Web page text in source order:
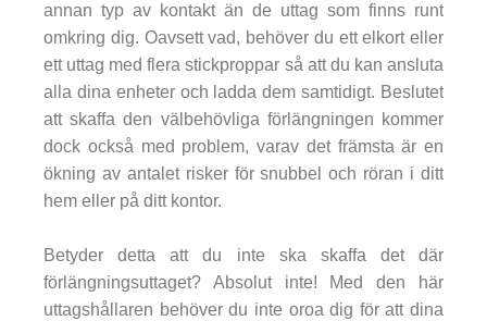
annan typ av kontakt än de uttag som finns runt
omkring dig. Oavsett vad, behöver du ett elkort eller
ett uttag med flera stickproppar så att du kan ansluta
alla dina enheter och ladda dem samtidigt. Beslutet
att skaffa den välbehövliga förlängningen kommer
dock också med problem, varav det främsta är en
ökning av antalet risker för snubbel och röran i ditt
hem eller på ditt kontor.
Betyder detta att du inte ska skaffa det där
förlängningsuttaget? Absolut inte! Med den här
uttagshållaren behöver du inte oroa dig för att dina